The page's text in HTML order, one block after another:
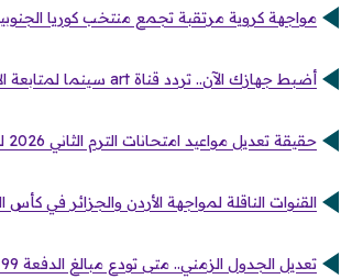
مواجهة كروية مرتقبة تجمع منتخب كوريا
أضبط جهازك الآن.. تردد قناة art سينما لمتابعة الأفلام على نايل سات
حقيقة تعديل مواعيد امتحانات الترم الثاني 2026 لجميع الصفوف الدراسية وموعد انطلاقها
القنوات الناقلة لمواجهة الأردن والجزائر في كأس
تعديل الجدول الزمني.. متى تودع مبالغ الدفعة 99 من حساب المواطن لشهر فبراير؟